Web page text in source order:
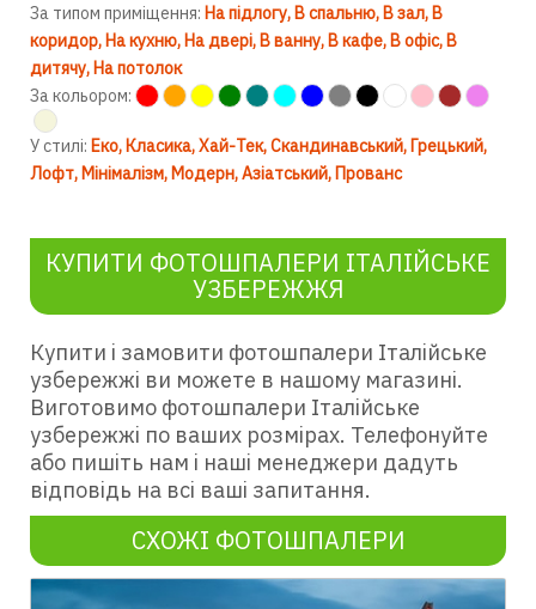
За типом приміщення: На підлогу В спальню В зал В
коридор На кухню На двері В ванну В кафе В офіс В
дитячу На потолок
За кольором:
У стилі: Еко Класика Хай-Тек Скандинавський Грецький
Лофт Мінімалізм Модерн Азіатський Прованс
КУПИТИ ФОТОШПАЛЕРИ ІТАЛІЙСЬКЕ
УЗБЕРЕЖЖЯ
Купити і замовити фотошпалери Італійське
узбережжі ви можете в нашому магазині.
Виготовимо фотошпалери Італійське
узбережжі по ваших розмірах. Телефонуйте
або пишіть нам і наші менеджери дадуть
відповідь на всі ваші запитання.
СХОЖІ ФОТОШПАЛЕРИ